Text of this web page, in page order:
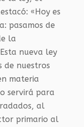
«Hoy es
pasamos de
la
nueva ley
de nuestros
materia
servirá para
al
primario al